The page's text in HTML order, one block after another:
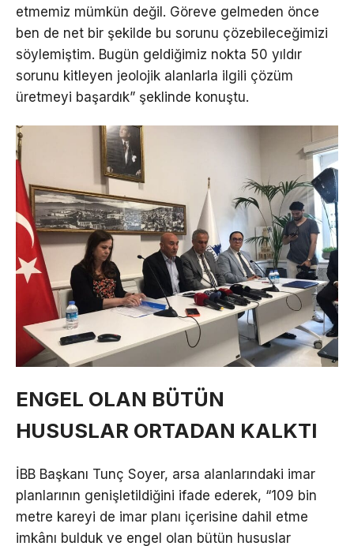
etmemiz mümkün değil. Göreve gelmeden önce
ben de net bir şekilde bu sorunu çözebileceğimizi
söylemiştim. Bugün geldiğimiz nokta 50 yıldır
sorunu kitleyen jeolojik alanlarla ilgili çözüm
üretmeyi başardık” şeklinde konuştu.
ENGEL OLAN BÜTÜN
HUSUSLAR ORTADAN KALKTI
İBB Başkanı Tunç Soyer, arsa alanlarındaki imar
planlarının genişletildiğini ifade ederek, “109 bin
metre kareyi de imar planı içerisine dahil etme
imkânı bulduk ve engel olan bütün hususlar